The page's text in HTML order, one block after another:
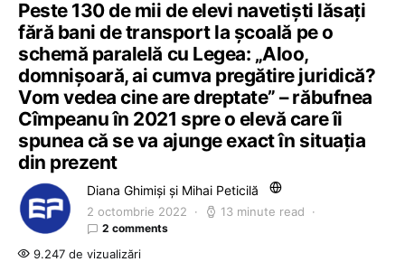
Peste 130 de mii de elevi navetiști lăsați
fără bani de transport la școală pe o
schemă paralelă cu Legea: „Aloo,
domnișoară, ai cumva pregătire juridică?
Vom vedea cine are dreptate” – răbufnea
Cîmpeanu în 2021 spre o elevă care îi
spunea că se va ajunge exact în situația
din prezent
Diana Ghimiși și Mihai Peticilă
2 octombrie 2022 13 minute read
2 comments
9.247 de vizualizări